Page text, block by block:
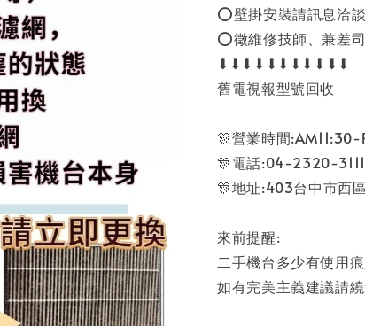
⭕壁掛安裝請訊息洽談
⭕徵維修技師、兼差
⬇⬇⬇⬇⬇⬇⬇⬇⬇⬇⬇
舊電視報型號回收
🎊營業時間
🎊電話:04-2320-3111
🎊地址:403台中市西
來前提醒:
二手機台多少有使用
如有完美主義建議請